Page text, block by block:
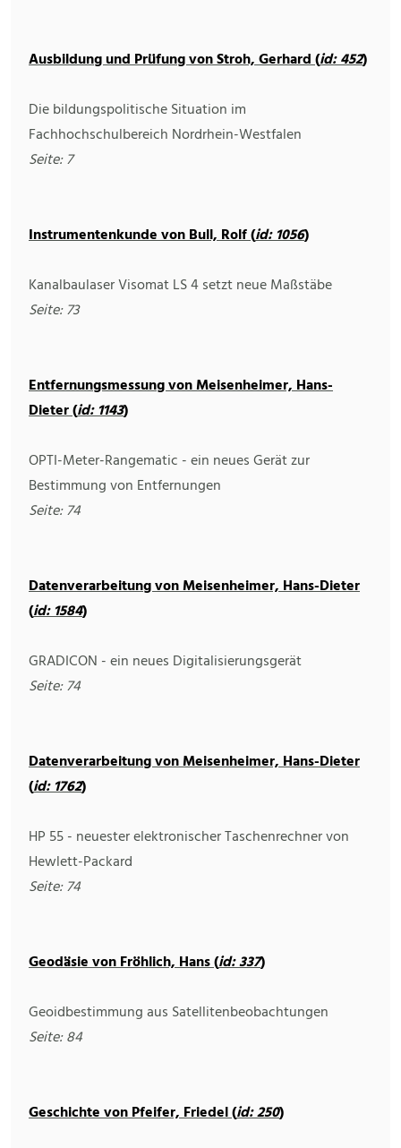
Ausbildung und Prüfung von Stroh, Gerhard (id: 452)
Die bildungspolitische Situation im
Fachhochschulbereich Nordrhein-Westfalen
Seite: 7
Instrumentenkunde von Bull, Rolf (id: 1056)
Kanalbaulaser Visomat LS 4 setzt neue Maßstäbe
Seite: 73
Entfernungsmessung von Meisenheimer, Hans-
Dieter (id: 1143)
OPTI-Meter-Rangematic - ein neues Gerät zur
Bestimmung von Entfernungen
Seite: 74
Datenverarbeitung von Meisenheimer, Hans-Dieter
(id: 1584)
GRADICON - ein neues Digitalisierungsgerät
Seite: 74
Datenverarbeitung von Meisenheimer, Hans-Dieter
(id: 1762)
HP 55 - neuester elektronischer Taschenrechner von
Hewlett-Packard
Seite: 74
Geodäsie von Fröhlich, Hans (id: 337)
Geoidbestimmung aus Satellitenbeobachtungen
Seite: 84
Geschichte von Pfeifer, Friedel (id: 250)